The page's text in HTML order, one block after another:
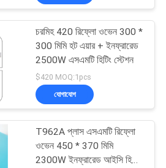
ওভেন
21
চরমিহ 420 রিফ্লো ওভেন 300 *
300 মিমি হট এয়ার + ইনফ্রারেড
2500W এসএমটি হিটিং স্টেশন
$420 MOQ:1pcs
যোগাযোগ
T962A প্লাস এসএমটি রিফ্লো
ওভেন 450 * 370 মিমি
2300W ইনফ্রারেড আইসি হিটার